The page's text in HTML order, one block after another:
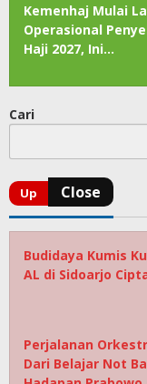
Kemenhaj Mulai
Operasional
Haji 2027, Ini…
Cari
Budidaya Kumis
AL di Sidoarjo
Perjalanan
Dari Belajar Not